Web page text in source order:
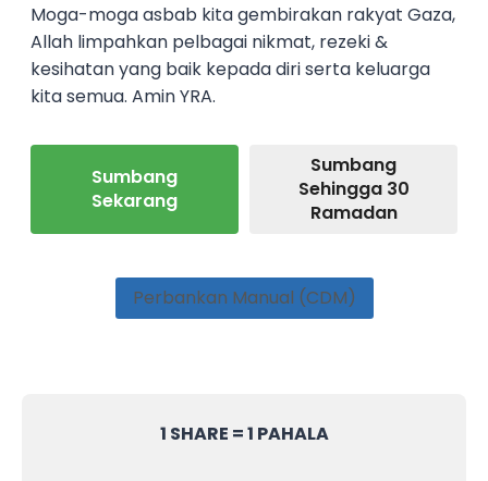
Moga-moga asbab kita gembirakan rakyat Gaza,
Allah limpahkan pelbagai nikmat, rezeki &
kesihatan yang baik kepada diri serta keluarga
kita semua. Amin YRA.
Sumbang
Sekarang
Sumbang
Sehingga 30
Ramadan
Perbankan Manual (CDM)
1 SHARE = 1 PAHALA